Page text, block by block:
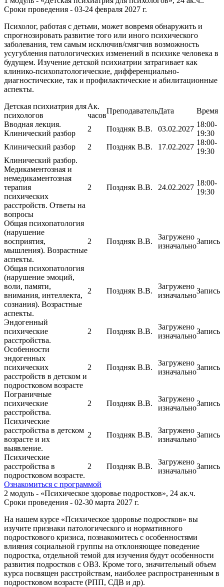
Сроки проведения - 03-24 февраля 2027 г.
Психолог, работая с детьми, может вовремя обнаружить и
спрогнозировать развитие того или иного психического
заболевания, тем самым исключив/смягчив возможность
усугубления патологических изменений в психике человека в
будущем. Изучение детской психиатрии затрагивает как
клинико-психопатологические, дифференциально-
диагностические, так и профилактические и абилитационные
аспекты.
Детская психиатрия для
психологов
Ак.
часов
ПреподавательДата
Время
Вводная лекция.
Клинический разбор
2 Поздняк В.В. 03.02.2027
18:00-
19:30
Клинический разбор
2 Поздняк В.В. 17.02.2027
18:00-
19:30
Клинический разбор.
Медикаментозная и
немедикаментозная
терапия
психических
расстройств. Ответы на
вопросы
2 Поздняк В.В. 24.02.2027
18:00-
19:30
Общая психопатология
(нарушение
восприятия,
мышления). Возрастные
аспекты.
2 Поздняк В.В.
Загружено
изначально
Запись
Общая психопатология
(нарушение эмоций,
воли, памяти,
внимания, интеллекта,
сознания). Возрастные
аспекты.
2 Поздняк В.В.
Загружено
изначально
Запись
Эндогенный
психические
расстройства.
2 Поздняк В.В.
Загружено
изначально
Запись
Особенности
эндогенных
психических
расстройств в детском и
подростковом возрасте
2 Поздняк В.В.
Загружено
изначально
Запись
Пограничные
психические
расстройства.
2 Поздняк В.В.
Загружено
изначально
Запись
Психические
расстройства в детском
возрасте и их
выявление.
2 Поздняк В.В.
Загружено
изначально
Запись
Психические
расстройства в
подростковом возрасте.
2 Поздняк В.В.
Загружено
изначально
Запись
Ознакомиться с программой
2 модуль - «Психическое здоровье подростков», 24 ак.ч.
Сроки проведения - 02-30 марта 2027 г.
На нашем курсе «Психическое здоровье подростков» вы
изучите признаки патологического и нормативного
подросткового кризиса, познакомитесь с особенностями
влияния социальной группы на отклоняющее поведение
подростка, отдельной темой для изучения будут особенности
развития подростков с ОВЗ. Кроме того, значительный объем
курса посвящен расстройствам, наиболее распространенным в
подростковом возрасте (РПП, СДВ и др).